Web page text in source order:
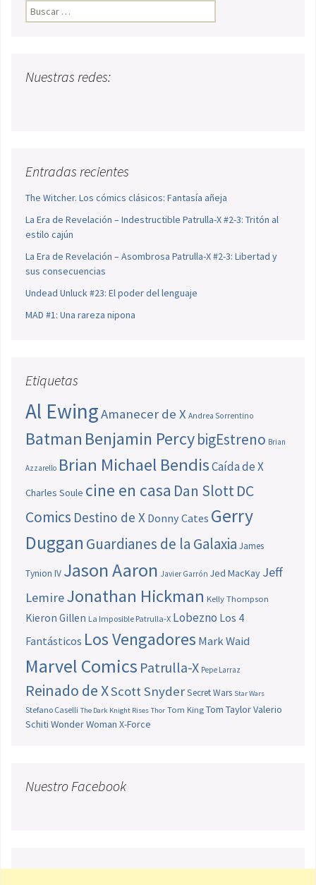
Buscar:
Nuestras redes:
Entradas recientes
The Witcher. Los cómics clásicos: Fantasía añeja
La Era de Revelación – Indestructible Patrulla-X #2-3: Tritón al
estilo cajún
La Era de Revelación – Asombrosa Patrulla-X #2-3: Libertad y
sus consecuencias
Undead Unluck #23: El poder del lenguaje
MAD #1: Una rareza nipona
Etiquetas
Al EwingAmanecer de X Andrea Sorrentino
Batman Benjamin PercybigEstreno Brian
Azzarello Brian Michael BendisCaída de X
Charles Soule cine en casa Dan SlottDC
Comics Destino de X Donny Cates Gerry
Duggan Guardianes de la Galaxia James
Tynion IV Jason Aaron Javier Garrón Jed MacKay Jeff
LemireJonathan Hickman Kelly Thompson
Kieron Gillen La Imposible Patrulla-X Lobezno Los 4
Fantásticos Los Vengadores Mark Waid
Marvel Comics Patrulla-X Pepe Larraz
Reinado de XScott SnyderSecret Wars Star Wars
Stefano Caselli The Dark Knight Rises Thor Tom King Tom TaylorValerio
Schiti Wonder Woman X-Force
Nuestro Facebook